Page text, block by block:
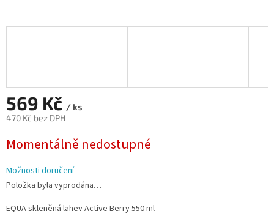
569 Kč / ks
470 Kč bez DPH
cena:
Momentálně nedostupné
Možnosti doručení
Položka byla vyprodána…
EQUA skleněná lahev Active Berry 550 ml